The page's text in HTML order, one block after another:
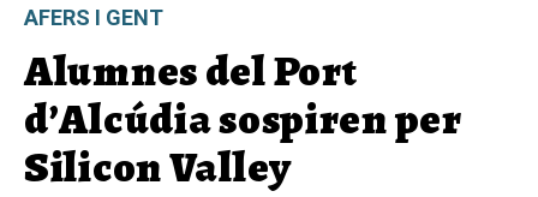
AFERS I GENT
Alumnes del Port
d’Alcúdia sospiren per
Silicon Valley